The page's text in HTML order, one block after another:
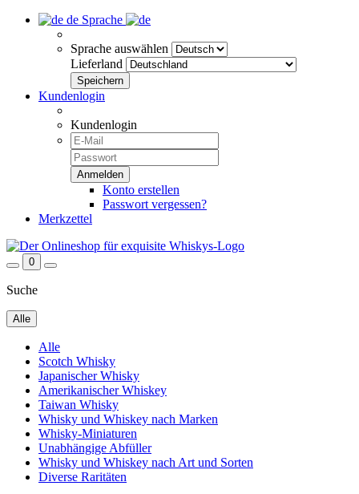
de Sprache
Sprache auswählen
Lieferland
Kundenlogin
Kundenlogin
Konto erstellen
Passwort vergessen?
Merkzettel
0
Suche
Alle
Alle
Scotch Whisky
Japanischer Whisky
Amerikanischer Whiskey
Taiwan Whisky
Whisky und Whiskey nach Marken
Whisky-Miniaturen
Unabhängige Abfüller
Whisky und Whiskey nach Art und Sorten
Diverse Raritäten